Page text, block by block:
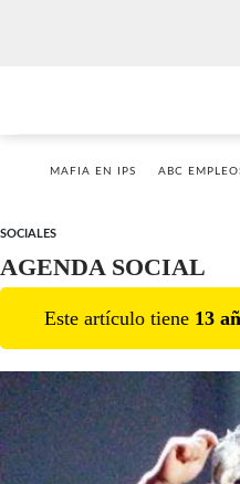
MAFIA EN IPS ABC
SOCIALES
AGENDA SOCIAL
Este artículo tiene 13